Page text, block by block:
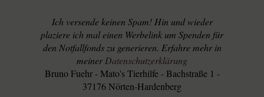
Ich versende keinen Spam! Hin und wieder
plaziere ich mal einen Werbelink um Spenden für
den Notfallfonds zu generieren. Erfahre mehr in
meinerDatenschutzerklärung
Bruno Fuehr - Mato's Tierhilfe - Bachstraße 1 -
37176 Nörten-Hardenberg